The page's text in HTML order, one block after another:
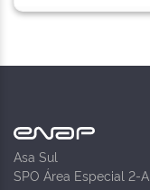
Asa Sul
SPO Área Especial 2-A